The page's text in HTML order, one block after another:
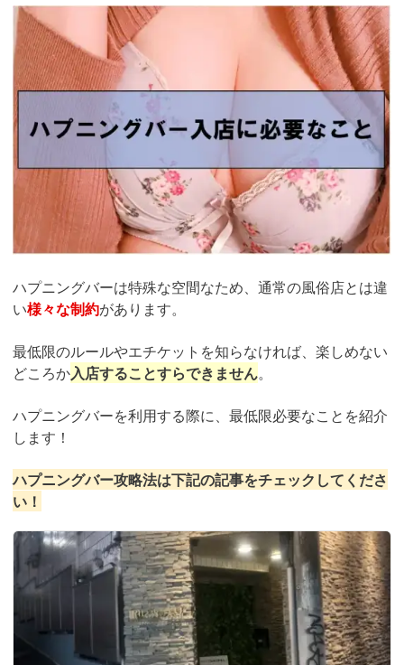
ハプニングバーは特殊な空間なため、通常の風俗店とは違
い様々な制約があります。
最低限のルールやエチケットを知らなければ、楽しめない
どころか入店することすらできません。
ハプニングバーを利用する際に、最低限必要なことを紹介
します！
ハプニングバー攻略法は下記の記事をチェックしてくださ
い！